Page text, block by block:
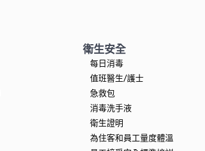
衛生安全
每日消毒
值班醫生/護士
急救包
消毒洗手液
衛生證明
為住客和員工量度體溫